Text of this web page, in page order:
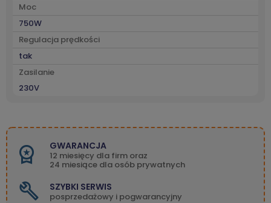
Moc
750W
Regulacja prędkości
tak
Zasilanie
230V
GWARANCJA
12 miesięcy dla firm oraz
24 miesiące dla osób prywatnych
SZYBKI SERWIS
posprzedażowy i pogwarancyjny